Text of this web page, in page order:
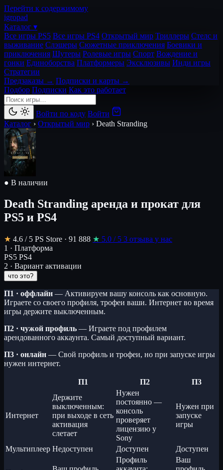
Перейти к содержимому
igropad
Каталог ▾
Все игры PS5 Все игры PS4 Открытый мир Триллеры Стелс и
выживание Слэшеры Сюжетные приключения Боевики и
приключения Шутеры Ролевые игры Спорт Вождение и
гонки Единоборства Платформеры Эксклюзивы Инди игры
Стратегии
Предзаказы → Подписки и карты →
Подбор Подписки Как это работает
Войти по коду Войти
Каталог › Открытый мир › Death Stranding
● В наличии
Death Stranding аренда и прокат для
PS5 и PS4
★ 4.6 / 5 PS Store · 91 888 ★ 5.0 / 5 3 отзыва у нас
1 · Платформа
PS5 PS4
2 · Вариант активации
что это?
П1 · оффлайн — Активируем вашу консоль как основную.
Играете со своего профиля, трофеи ваши. Интернет во время
игры держите выключенным.
П2 · чужой профиль — Играете под профилем
арендованного аккаунта. Самый доступный вариант.
П3 · онлайн — Свой профиль и трофеи, но при запуске игры
нужен интернет.
П1 П2 П3
Интернет
Держите
выключенным:
при выходе в сеть
активация
слетает
Нужен
постоянно —
консоль
проверяет
лицензию у
Sony
Нужен при
запуске
игры
Мультиплеер Недоступен Доступен Доступен
Профиль
Ваш